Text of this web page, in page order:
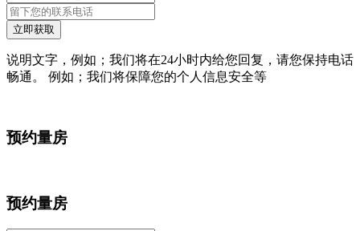
立即获取
说明文字，例如；我们将在24小时内给您回复，请您保持电话
畅通。 例如；我们将保障您的个人信息安全等
预约量房
预约量房